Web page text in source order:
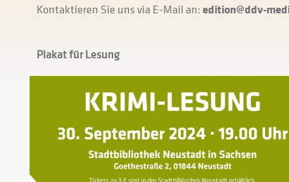
Kontaktieren Sie uns via E-Mail an:edition@ddv-
Plakat für Lesung